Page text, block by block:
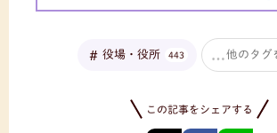
役場・役所 443 他のタグ
この記事をシェアする